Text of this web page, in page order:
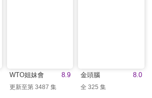
8.9
WTO姐妹會
更新至第 3487 集
8.0
金頭腦
全 325 集